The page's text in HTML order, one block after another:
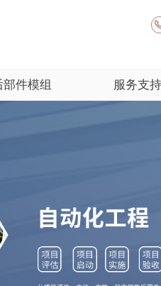
部件模组 服务支持